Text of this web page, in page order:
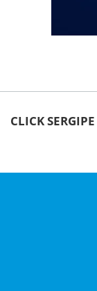
CLICK SERGIPE